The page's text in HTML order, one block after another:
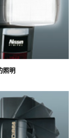
照明